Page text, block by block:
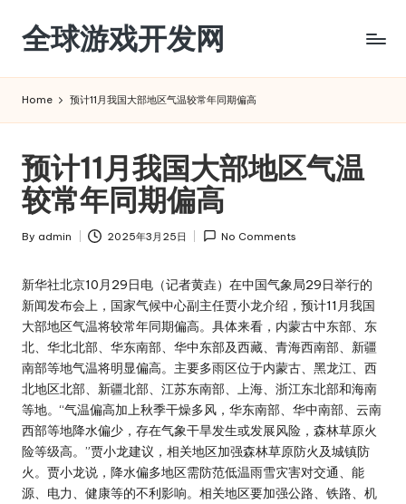
Skip
content
全球游戏开发网
Home 预计11月我国大部地区气温较常年同期偏高
预计11月我国大部地区气温
较常年同期偏高
Posted
By admin 2025年3月25日 No Comments
新华社北京10月29日电（记者黄垚）在中国气象局29日举行的
新闻发布会上，国家气候中心副主任贾小龙介绍，预计11月我国
大部地区气温将较常年同期偏高。具体来看，内蒙古中东部、东
北、华北北部、华东南部、华中东部及西藏、青海西南部、新疆
南部等地气温将明显偏高。主要多雨区位于内蒙古、黑龙江、西
北地区北部、新疆北部、江苏东南部、上海、浙江东北部和海南
等地。“气温偏高加上秋季干燥多风，华东南部、华中南部、云南
西部等地降水偏少，存在气象干旱发生或发展风险，森林草原火
险等级高。”贾小龙建议，相关地区加强森林草原防火及城镇防
火。贾小龙说，降水偏多地区需防范低温雨雪灾害对交通、能
源、电力、健康等的不利影响。相关地区要加强公路、铁路、机